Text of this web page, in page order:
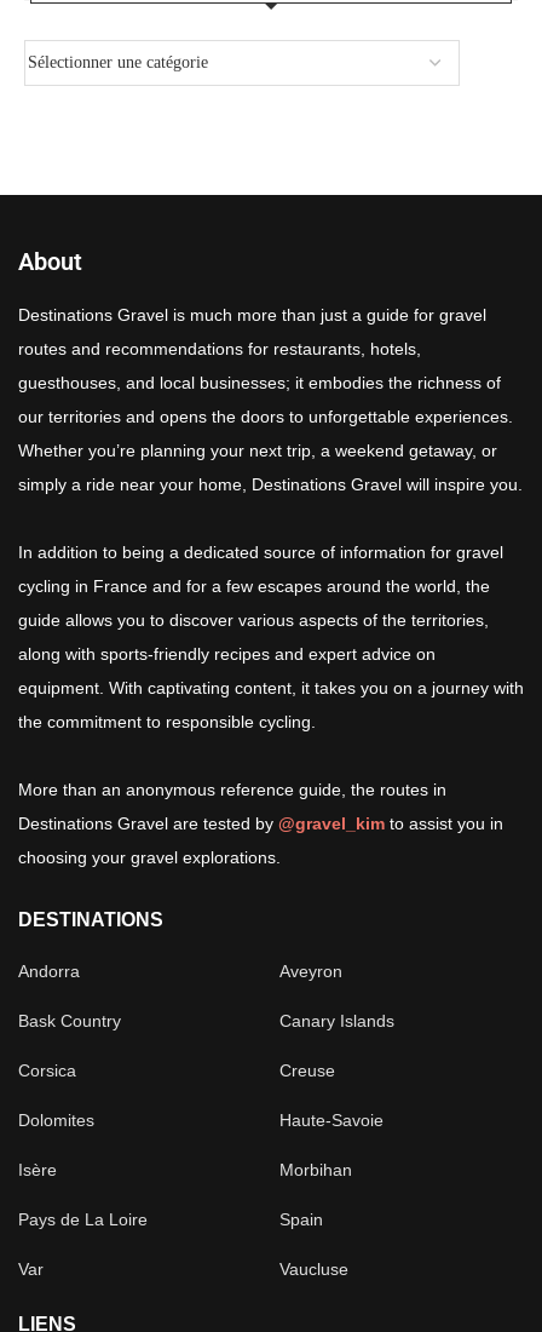
About
Destinations Gravel is much more than just a guide for gravel
routes and recommendations for restaurants, hotels,
guesthouses, and local businesses; it embodies the richness of
our territories and opens the doors to unforgettable experiences.
Whether you’re planning your next trip, a weekend getaway, or
simply a ride near your home, Destinations Gravel will inspire you.
In addition to being a dedicated source of information for gravel
cycling in France and for a few escapes around the world, the
guide allows you to discover various aspects of the territories,
along with sports-friendly recipes and expert advice on
equipment. With captivating content, it takes you on a journey with
the commitment to responsible cycling.
More than an anonymous reference guide, the routes in
Destinations Gravel are tested by @gravel_kim to assist you in
choosing your gravel explorations.
DESTINATIONS
Andorra Aveyron
Bask Country Canary Islands
Corsica Creuse
Dolomites Haute-Savoie
Isère Morbihan
Pays de La Loire Spain
Var Vaucluse
LIENS